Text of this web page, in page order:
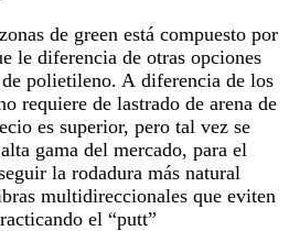
de green está compuesto por
le diferencia de otras opciones
de polietileno. A diferencia de los
requiere de lastrado de arena de
es superior, pero tal vez se
gama del mercado, para el
la rodadura más natural
multidireccionales que eviten
el “putt”